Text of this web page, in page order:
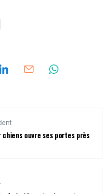
ouvre ses portes près